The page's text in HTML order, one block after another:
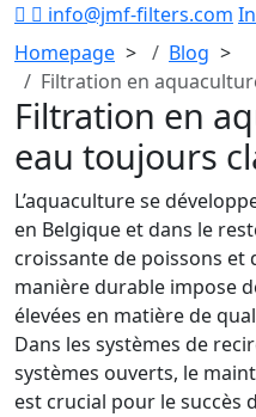
info@jmf-filters.com
Homepage
Blog
Filtration en
Filtration en
eau toujours
L’aquaculture se
en Belgique et dans le
croissante de poissons
manière durable impose
élevées en matière de
Dans les systèmes de
systèmes ouverts, le
est crucial pour le succès